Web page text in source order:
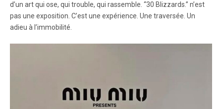
d’un art qui ose, qui trouble, qui rassemble. “30 Blizzards.” n’est
pas une exposition. C’est une expérience. Une traversée. Un
adieu à l’immobilité.